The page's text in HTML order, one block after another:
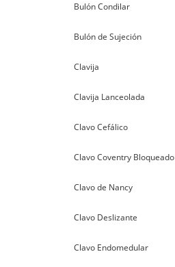
Bulón Condilar
Bulón de Sujeción
Clavija
Clavija Lanceolada
Clavo Cefálico
Clavo Coventry Bloqueado
Clavo de Nancy
Clavo Deslizante
Clavo Endomedular